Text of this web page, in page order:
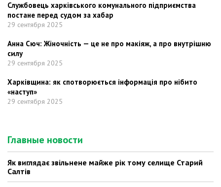
Службовець харківського комунального підприємства
постане перед судом за хабар
29 сентября 2025
Анна Сюч: Жіночність — це не про макіяж, а про внутрішню
силу
29 сентября 2025
Харківщина: як спотворюється інформація про нібито
«наступ»
29 сентября 2025
Главные новости
Як виглядає звільнене майже рік тому селище Старий
Салтів